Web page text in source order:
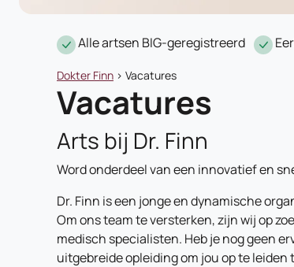
Alle artsen BIG-geregistreerd
Dokter Finn > Vacatures
Vacatures
Arts bij Dr. Finn
Word onderdeel van een innovatief en
Dr. Finn is een jonge en dynamische
Om ons team te versterken, zijn wij op
medisch specialisten. Heb je nog geen
uitgebreide opleiding om jou op te leiden